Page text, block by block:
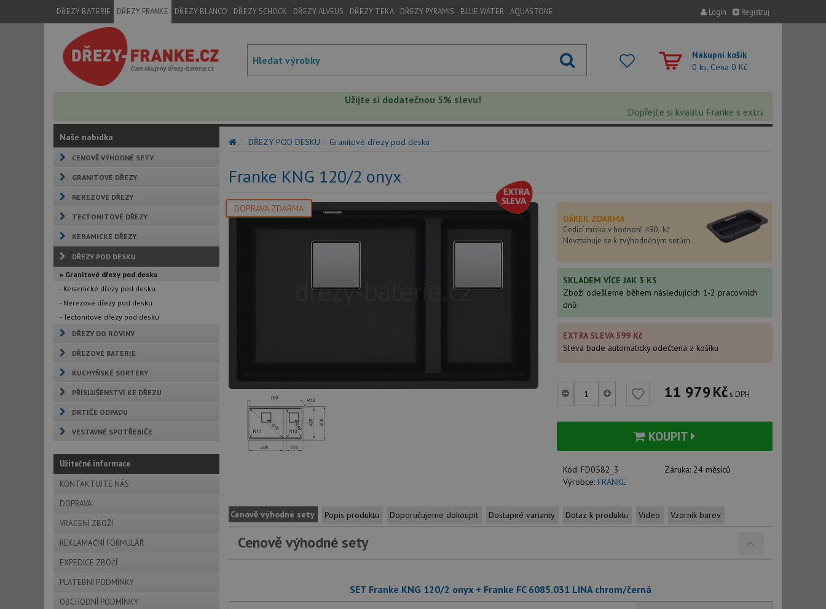
DŘEZY BATERIE DŘEZY FRANKE DŘEZY BLANCO DŘEZY SCHOCK DŘEZY ALVEUS DŘEZY TEKA DŘEZY PYRAMIS BLUE WATER AQUASTONE Login Registruj
Nákupní košík
0 ks, Cena 0 Kč
Užijte si dodatečnou 5% slevu!
Dopřejte si kvalitu Franke s extra 5% slevou –
Naše nabídka
CENOVĚ VÝHODNÉ SETY
GRANITOVÉ DŘEZY
NEREZOVÉ DŘEZY
TECTONITOVÉ DŘEZY
KERAMICKÉ DŘEZY
DŘEZY POD DESKU
» Granitové dřezy pod desku
- Keramické dřezy pod desku
- Nerezové dřezy pod desku
- Tectonitové dřezy pod desku
DŘEZY DO ROVINY
DŘEZOVÉ BATERIE
KUCHYŇSKÉ SORTERY
PŘÍSLUŠENSTVÍ KE DŘEZU
DRTIČE ODPADU
VESTAVNÉ SPOTŘEBIČE
Užitečné informace
KONTAKTUJTE NÁS
DOPRAVA
VRÁCENÍ ZBOŽÍ
REKLAMAČNÍ FORMULÁŘ
EXPEDICE ZBOŽÍ
PLATEBNÍ PODMÍNKY
OBCHODNÍ PODMÍNKY
DŘEZY POD DESKU Granitové dřezy pod desku
Franke KNG 120/2 onyx
DOPRAVA ZDARMA
DÁREK ZDARMA
Cedící miska v hodnotě 490,- kč
Nevztahuje se k zvýhodněným setům.
SKLADEM VÍCE JAK 3 KS
Zboží odešleme během následujících 1-2 pracovních
dnů.
EXTRA SLEVA 599 Kč
Sleva bude automaticky odečtena z košíku
11 979Kč s DPH
KOUPIT
Kód: FD0582_3 Záruka:24 měsíců
Výrobce: FRANKE
Cenově výhodné sety Popis produktu Doporučujeme dokoupit Dostupné varianty Dotaz k produktu Video Vzorník barev
Cenově výhodné sety
SET Franke KNG 120/2 onyx + Franke FC 6085.031 LINA chrom/černá